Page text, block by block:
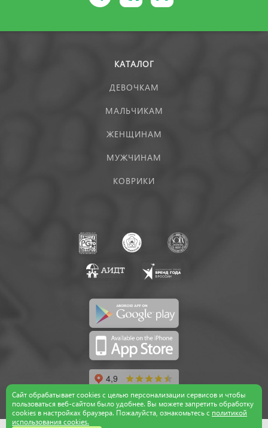
КАТАЛОГ
ДЕВОЧКАМ
МАЛЬЧИКАМ
ЖЕНЩИНАМ
МУЖЧИНАМ
КОВРИКИ
Сайт обрабатывает cookies с целью персонализации сервисов и чтобы
пользоваться веб-сайтом было удобнее. Вы можете запретить обработку
сookies в настройках браузера. Пожалуйста, ознакомьтесь с политикой
использования cookies.